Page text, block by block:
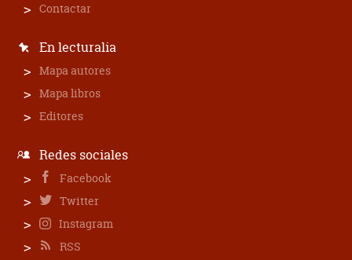
Contactar
En lecturalia
Mapa autores
Mapa libros
Editores
Redes sociales
Facebook
Twitter
Instagram
RSS